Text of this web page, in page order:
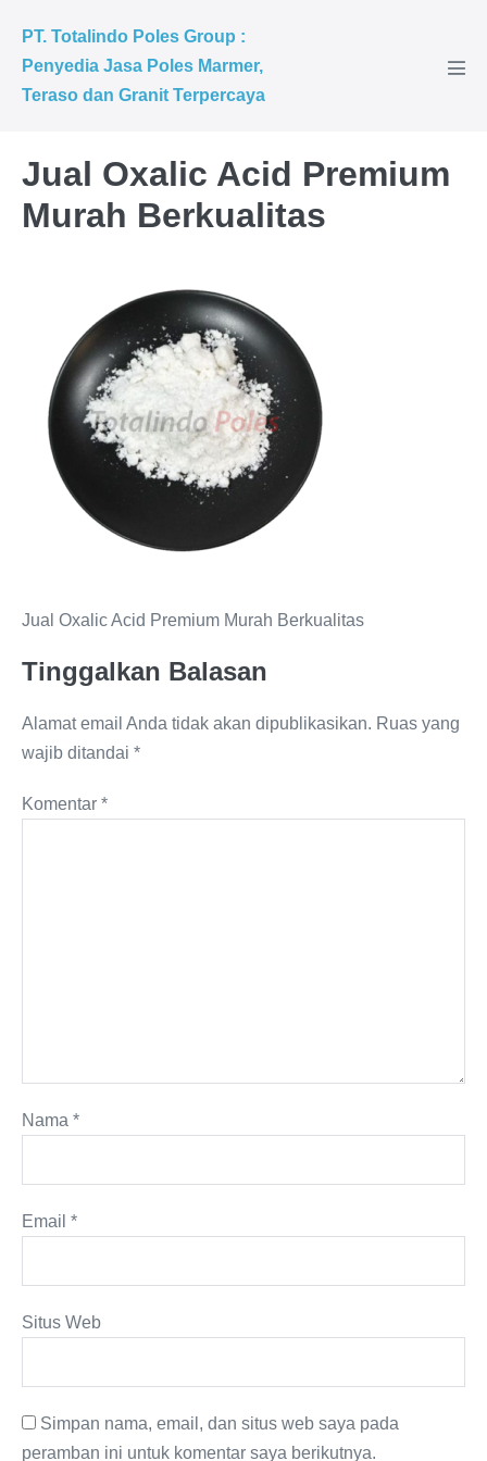
PT. Totalindo Poles Group :
Penyedia Jasa Poles Marmer,
Teraso dan Granit Terpercaya
Jual Oxalic Acid Premium
Murah Berkualitas
Jual Oxalic Acid Premium Murah Berkualitas
Tinggalkan Balasan
Alamat email Anda tidak akan dipublikasikan. Ruas yang
wajib ditandai *
Komentar *
Nama *
Email *
Situs Web
Simpan nama, email, dan situs web saya pada
peramban ini untuk komentar saya berikutnya.